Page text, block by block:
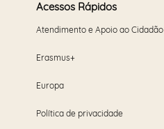
Acessos Rápidos
Atendimento e Apoio ao Cidadão
Erasmus+
Europa
Política de privacidade